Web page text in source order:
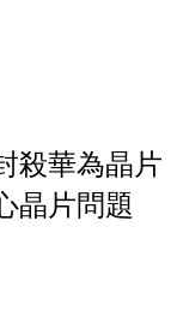
殺華為晶
晶片問題